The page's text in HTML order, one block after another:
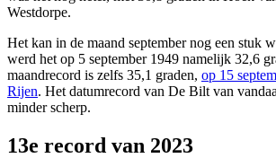
Westdorpe.
Het kan in de maand september nog een stuk
werd het op 5 september 1949 namelijk 32,6
maandrecord is zelfs 35,1 graden, op 15
Rijen. Het datumrecord van De Bilt van
minder scherp.
13e record van 2023